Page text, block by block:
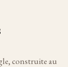
construite au